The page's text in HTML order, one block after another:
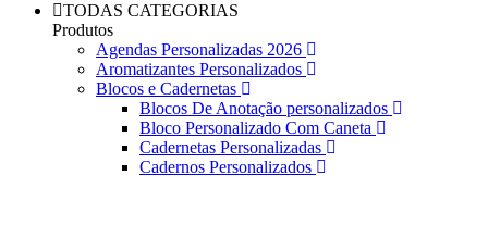
TODAS CATEGORIAS
Produtos
Agendas Personalizadas 2026
Aromatizantes Personalizados
Blocos e Cadernetas
Blocos De Anotação personalizados
Bloco Personalizado Com Caneta
Cadernetas Personalizadas
Cadernos Personalizados